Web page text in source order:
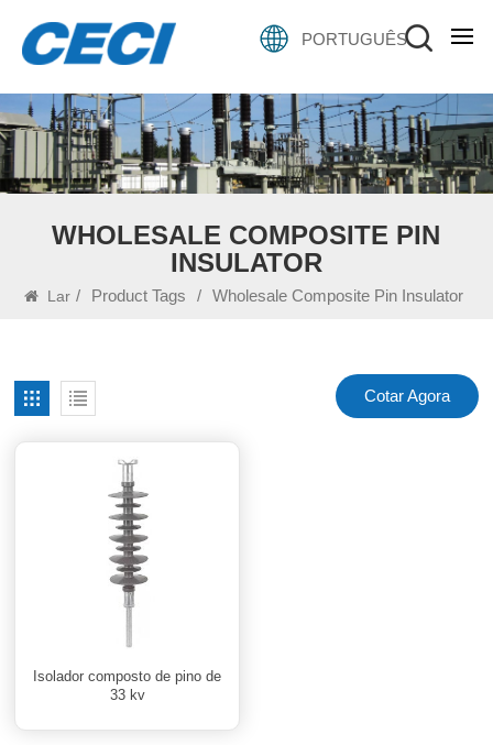
PORTUGUÊS
WHOLESALE COMPOSITE PIN
INSULATOR
Lar / Product Tags / Wholesale Composite Pin Insulator
Cotar Agora
Isolador composto de pino de
33 kv